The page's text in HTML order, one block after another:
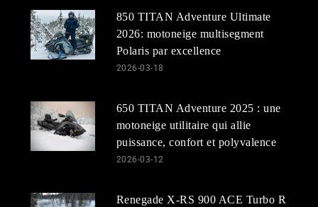
850 TITAN Adventure Ultimate
2026: motoneige multisegment
Polaris par excellence
2026-03-18
650 TITAN Adventure 2025 : une
motoneige utilitaire qui allie
puissance, confort et polyvalence
2026-03-12
Renegade X-RS 900 ACE Turbo R